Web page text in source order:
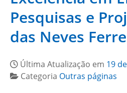
Pesquisas e
das Neves
Última Atualização em 19
Categoria Outras páginas